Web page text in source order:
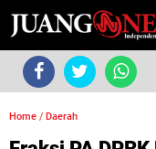
Home / Daerah